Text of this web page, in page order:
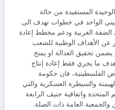
المستفيدة من حالة
الواحد في خطوات تهدف الى
الغربية ودعم مخطط إعادة
عن الأهداف الوطنية للشعب
تحقيق العدالة او يمنح
ما يجري فقط إعادة إنتاج
الفلسطينية، فان حكومة
والسيطرة العسكرية والتي
المتحدة واتفاقية جنيف الرابعة
العامة ذات الصلة.